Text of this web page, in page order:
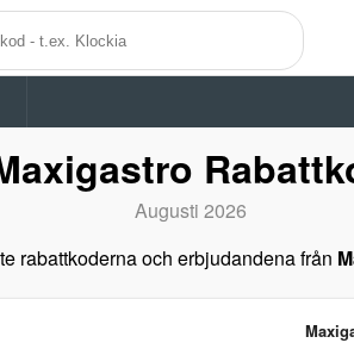
Augusti 2026
rabattkoderna och erbjudandena från